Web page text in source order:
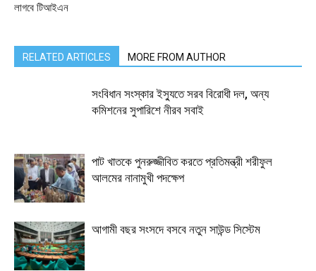
লাগবে টিআইএন
RELATED ARTICLES MORE FROM AUTHOR
সংবিধান সংস্কার ইস্যুতে সরব বিরোধী দল, অন্য
কমিশনের সুপারিশে নীরব সবাই
পাট খাতকে পুনরুজ্জীবিত করতে প্রতিমন্ত্রী শরীফুল
আলমের নানামুখী পদক্ষেপ
আগামী বছর সংসদে বসবে নতুন সাউন্ড সিস্টেম